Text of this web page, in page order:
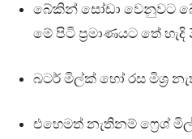
බේකින් සෝඩා වෙනුවට
මේ පිටි ප්‍රමාණයට තේ
බටර් මිල්ක් හෝ රස මිශ්‍ර
එහෙමත් නැතිනම් ෆ්‍රෙශ්